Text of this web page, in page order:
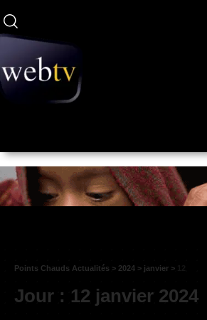
Points Chauds Actualités > 2024 > janvier >
Jour : 12 janvier 2024